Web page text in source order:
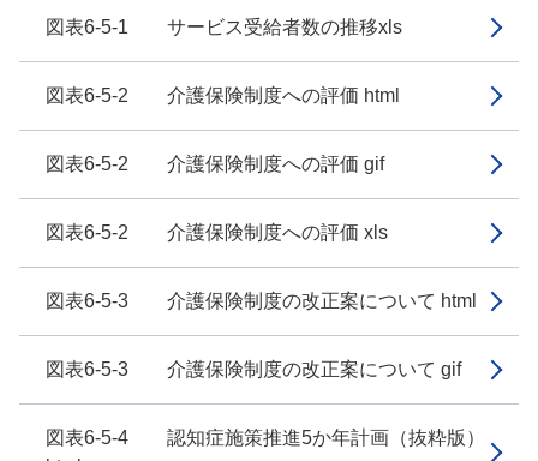
図表6-5-1 サービス受給者数の推移xls
図表6-5-2 介護保険制度への評価 html
図表6-5-2 介護保険制度への評価 gif
図表6-5-2 介護保険制度への評価 xls
図表6-5-3 介護保険制度の改正案について html
図表6-5-3 介護保険制度の改正案について gif
図表6-5-4 認知症施策推進5か年計画（抜粋版）